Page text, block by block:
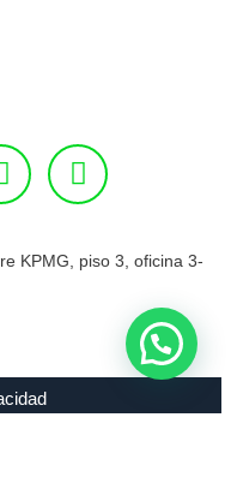
KPMG, piso 3, oficina 3-